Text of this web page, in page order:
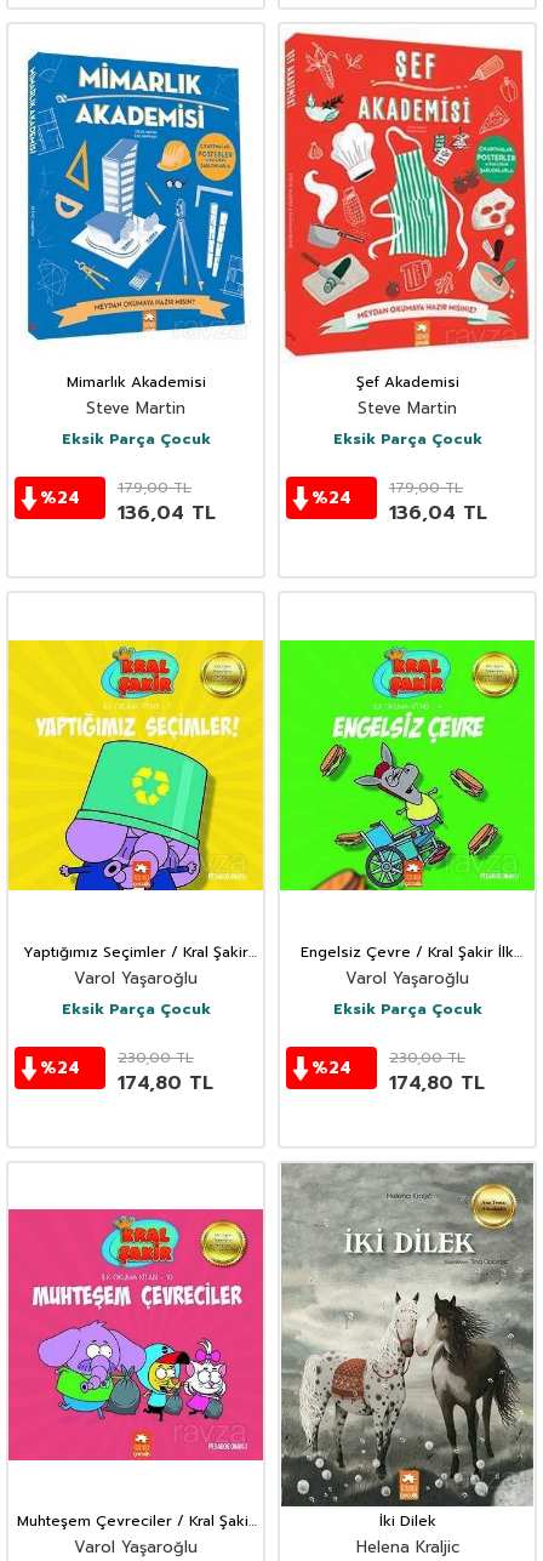
Mimarlık Akademisi
Steve Martin
Eksik Parça Çocuk
%24 179,00TL
136,04 TL
Şef Akademisi
Steve Martin
Eksik Parça Çocuk
%24 179,00TL
136,04 TL
Yaptığımız Seçimler / Kral Şakir
İlk Okuma Kitabı 7
Varol Yaşaroğlu
Eksik Parça Çocuk
%24 230,00TL
174,80 TL
Engelsiz Çevre / Kral Şakir İlk
Okuma Kitabı 4
Varol Yaşaroğlu
Eksik Parça Çocuk
%24 230,00TL
174,80 TL
Muhteşem Çevreciler / Kral Şakir
İlk Okuma Kitabı 10
Varol Yaşaroğlu
İki Dilek
Helena Kraljic